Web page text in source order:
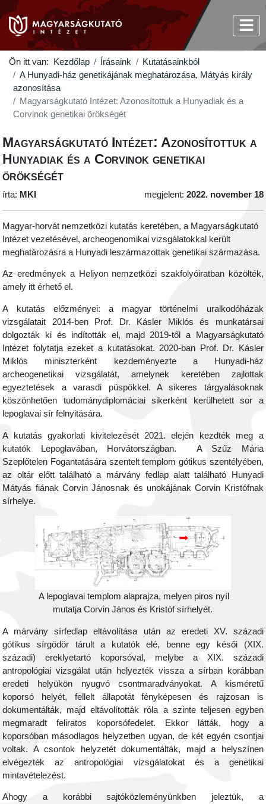
Ön itt van: Kezdőlap Írásaink
Kutatásainkból
A Hunyadi-ház genetikájának meghatározása, Mátyás király
azonosítása
Magyarságkutató Intézet: Azonosítottuk a Hunyadiak és a
Corvinok genetikai örökségét
Magyarságkutató Intézet: Azonosítottuk a
Hunyadiak és a Corvinok genetikai
örökségét
írta: MKI megjelent: 2022. november 18
Magyar-horvát nemzetközi kutatás keretében, a Magyarságkutató
Intézet vezetésével, archeogenomikai vizsgálatokkal került
meghatározásra a Hunyadi leszármazottak genetikai származása.
Az eredmények a Heliyon nemzetközi szakfolyóiratban közölték,
amely ittérhető el.
A kutatás előzményei: a magyar történelmi uralkodóházak
vizsgálatait 2014-ben Prof. Dr. Kásler Miklós és munkatársai
dolgozták ki és indították el, majd 2019-től a Magyarságkutató
Intézet folytatja ezeket a kutatásokat. 2020-ban Prof. Dr. Kásler
Miklós miniszterként kezdeményezte a Hunyadi-ház
archeogenetikai vizsgálatát, amelynek keretében zajlottak
egyeztetések a varasdi püspökkel. A sikeres tárgyalásoknak
köszönhetően tudománydiplomáciai sikerként kerülhetett sor a
lepoglavai sír felnyitására.
A kutatás gyakorlati kivitelezését 2021. elején kezdték meg a
kutatók Lepoglavában, Horvátországban. A Szűz Mária
Szeplőtelen Fogantatására szentelt templom gótikus szentélyében,
az oltár előtt található a márvány fedlap alatt található Hunyadi
Mátyás fiának Corvin Jánosnak és unokájának Corvin Kristófnak
sírhelye.
A lepoglavai templom alaprajza, melyen piros nyíl
mutatja Corvin János és Kristóf sírhelyét.
A márvány sírfedlap eltávolítása után az eredeti XV. századi
gótikus sírgödör tárult a kutatók elé, benne egy késői (XIX.
századi) ereklyetartó koporsóval, melybe a XIX. századi
antropológiai vizsgálat után helyezték vissza a sírban korábban
eredeti helyükön nyugvó csontmaradványokat. A kisméretű
koporsó helyét, fellelt állapotát fényképesen és rajzosan is
dokumentálták, majd eltávolították róla a szinte teljesen egyben
megmaradt feliratos koporsófedelet. Ekkor látták, hogy a
koporsóban másodlagos helyzetben ugyan, de két egyén csontjai
voltak. A csontok helyzetét dokumentálták, majd a helyszínen
elvégezték az antropológiai vizsgálatokat és a genetikai
mintavételezést.
Ahogy a korábbi sajtóközleményünkben jeleztük, a